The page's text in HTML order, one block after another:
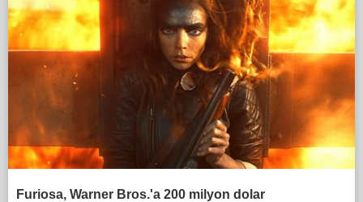
Furiosa, Warner Bros.'a 200 milyon dolar